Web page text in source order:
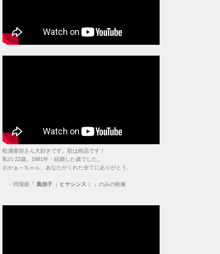
松浦亜弥さん大好きです。歌は絶品です！
私の 22歳、1981年・結婚した歳でした。
おかぁ～ちゃん、あなたがくれた全てにありがとう。
・ 同場面『 風信子 （ ヒヤシンス ）』のみの映像